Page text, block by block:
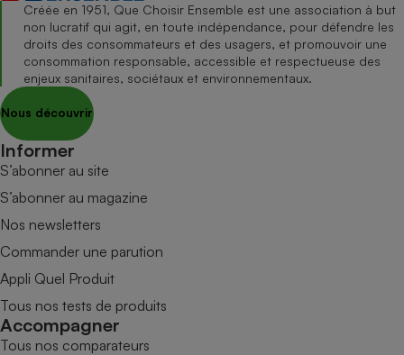
Créée en 1951, Que Choisir Ensemble est une association à but
non lucratif qui agit, en toute indépendance, pour défendre les
droits des consommateurs et des usagers, et promouvoir une
consommation responsable, accessible et respectueuse des
enjeux sanitaires, sociétaux et environnementaux.
Nous découvrir
Informer
S’abonner au site
S’abonner au magazine
Nos newsletters
Commander une parution
Appli Quel Produit
Tous nos tests de produits
Accompagner
Tous nos comparateurs